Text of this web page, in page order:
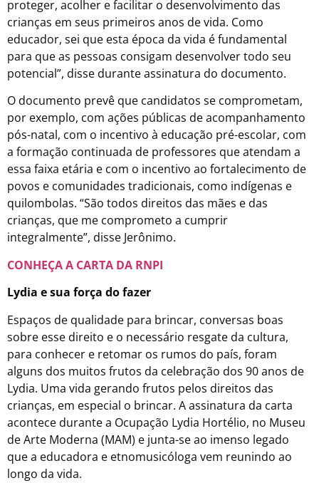
proteger, acolher e facilitar o desenvolvimento das
crianças em seus primeiros anos de vida. Como
educador, sei que esta época da vida é fundamental
para que as pessoas consigam desenvolver todo seu
potencial”, disse durante assinatura do documento.
O documento prevê que candidatos se comprometam,
por exemplo, com ações públicas de acompanhamento
pós-natal, com o incentivo à educação pré-escolar, com
a formação continuada de professores que atendam a
essa faixa etária e com o incentivo ao fortalecimento de
povos e comunidades tradicionais, como indígenas e
quilombolas. “São todos direitos das mães e das
crianças, que me comprometo a cumprir
integralmente”, disse Jerônimo.
CONHEÇA A CARTA DA RNPI
Lydia e sua força do fazer
Espaços de qualidade para brincar, conversas boas
sobre esse direito e o necessário resgate da cultura,
para conhecer e retomar os rumos do país, foram
alguns dos muitos frutos da celebração dos 90 anos de
Lydia. Uma vida gerando frutos pelos direitos das
crianças, em especial o brincar. A assinatura da carta
acontece durante a Ocupação Lydia Hortélio, no Museu
de Arte Moderna (MAM) e junta-se ao imenso legado
que a educadora e etnomusicóloga vem reunindo ao
longo da vida.